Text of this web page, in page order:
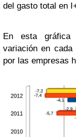
del gasto total en
En esta gráfica
variación en cada
por las empresas